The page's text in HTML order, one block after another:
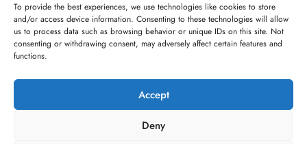
To provide the best experiences, we use technologies like cookies to store
and/or access device information. Consenting to these technologies will allow
us to process data such as browsing behavior or unique IDs on this site. Not
consenting or withdrawing consent, may adversely affect certain features and
functions.
Accept
Deny
„Najveći mali festival u Vojvodini“ i ovog
Kulturni kišobran